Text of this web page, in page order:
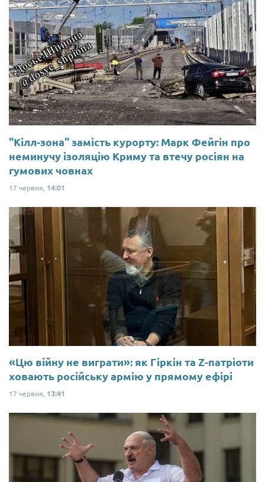
"Кілл-зона" замість курорту: Марк Фейгін про
неминучу ізоляцію Криму та втечу росіян на
гумових човнах
17 червня, 14:01
«Цю війну не виграти»: як Гіркін та Z-патріоти
ховають російську армію у прямому ефірі
17 червня, 13:41